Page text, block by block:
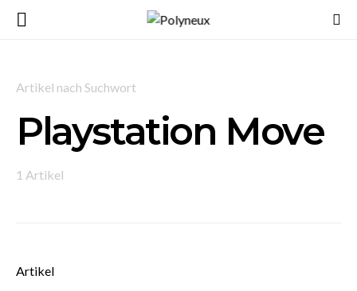
Artikel nach Suchwort
Playstation Move
1 Artikel
Artikel